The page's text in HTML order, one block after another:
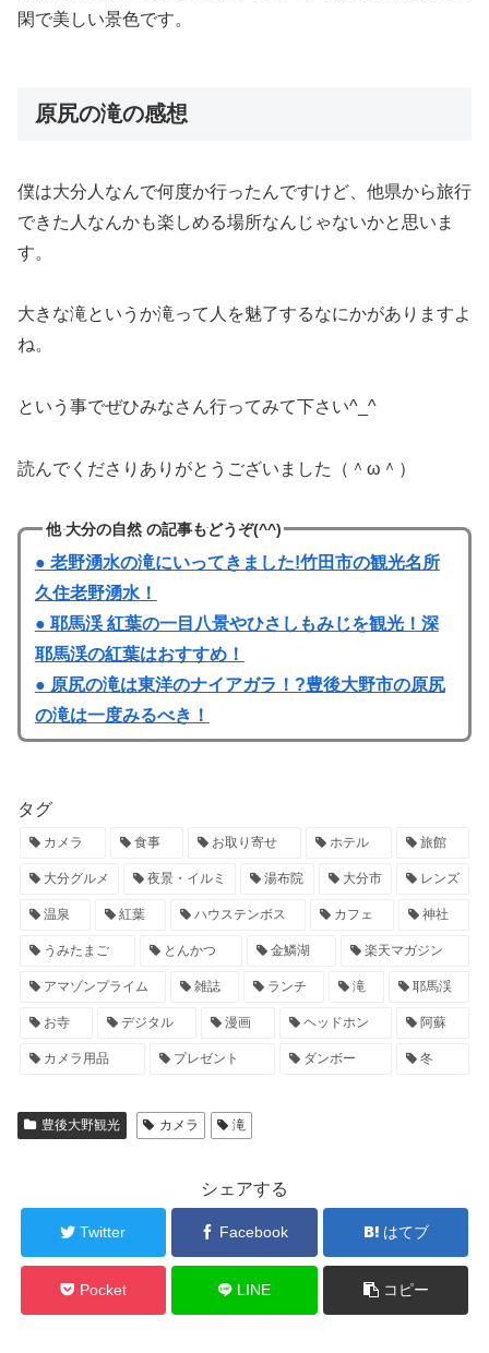
閑で美しい景色です。
原尻の滝の感想
僕は大分人なんで何度か行ったんですけど、他県から旅行
できた人なんかも楽しめる場所なんじゃないかと思いま
す。
大きな滝というか滝って人を魅了するなにかがありますよ
ね。
という事でぜひみなさん行ってみて下さい^_^
読んでくださりありがとうございました（＾ω＾）
他 大分の自然 の記事もどうぞ(^^)
● 老野湧水の滝にいってきました!竹田市の観光名所
久住老野湧水！
● 耶馬渓 紅葉の一目八景やひさしもみじを観光！深
耶馬渓の紅葉はおすすめ！
● 原尻の滝は東洋のナイアガラ！?豊後大野市の原尻
の滝は一度みるべき！
タグ
カメラ 食事 お取り寄せ ホテル 旅館
大分グルメ 夜景・イルミ 湯布院 大分市 レンズ
温泉 紅葉 ハウステンボス カフェ 神社
うみたまご とんかつ 金鱗湖 楽天マガジン
アマゾンプライム 雑誌 ランチ 滝 耶馬渓
お寺 デジタル 漫画 ヘッドホン 阿蘇
カメラ用品 プレゼント ダンボー 冬
豊後大野観光 カメラ 滝
シェアする
Twitter Facebook はてブ
Pocket LINE コピー